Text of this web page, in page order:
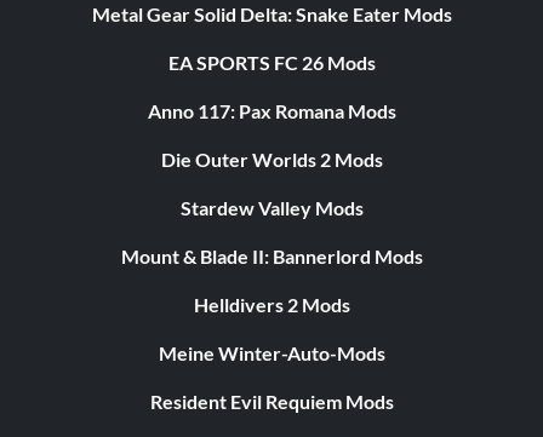
Metal Gear Solid Delta: Snake Eater Mods
EA SPORTS FC 26 Mods
Anno 117: Pax Romana Mods
Die Outer Worlds 2 Mods
Stardew Valley Mods
Mount & Blade II: Bannerlord Mods
Helldivers 2 Mods
Meine Winter-Auto-Mods
Resident Evil Requiem Mods